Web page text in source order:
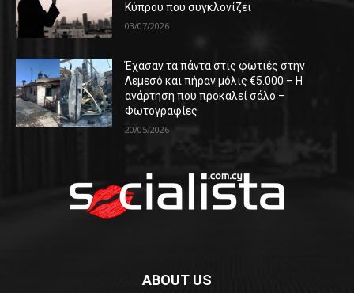
Κύπρου που συγκλονίζει
03/07/2026
Έχασαν τα πάντα στις φωτιές στην
Λεμεσό και πήραν μόλις €5.000 – Η
ανάρτηση που προκαλεί σάλο –
Φωτογραφίες
20/05/2026
ABOUT US